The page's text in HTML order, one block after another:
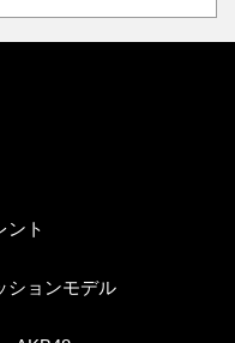
ント
ションモデル